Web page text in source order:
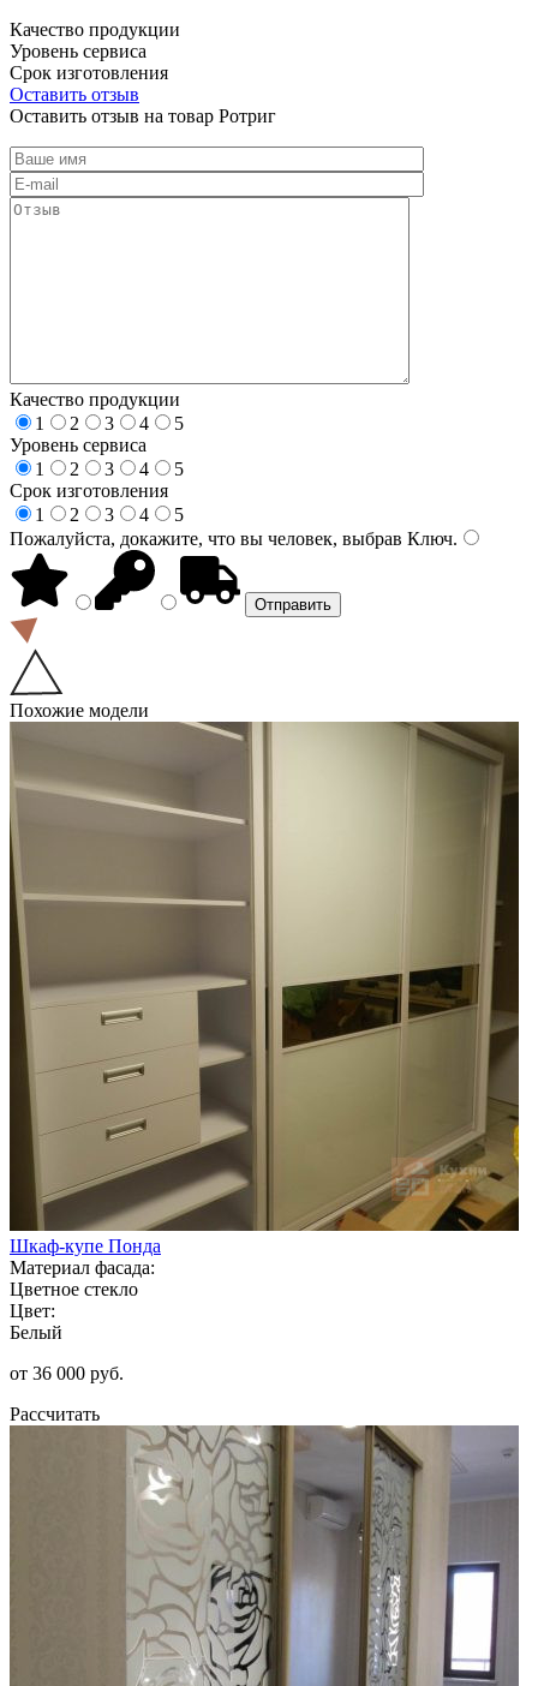
Качество продукции
Уровень сервиса
Срок изготовления
Оставить отзыв
Оставить отзыв на товар Ротриг
Качество продукции
1
2 3 4
5
Уровень сервиса
1
2 3 4
5
Срок изготовления
1
2 3 4
5
Пожалуйста, докажите, что вы человек, выбрав Ключ.
Похожие модели
Шкаф-купе Понда
Материал фасада:
Цветное стекло
Цвет:
Белый
от 36 000 руб.
Рассчитать